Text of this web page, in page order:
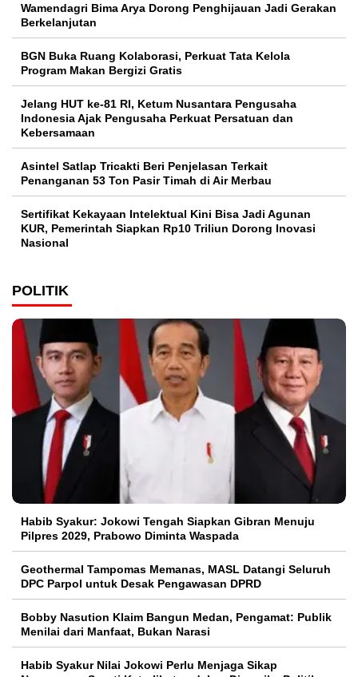
Wamendagri Bima Arya Dorong Penghijauan Jadi Gerakan
Berkelanjutan
BGN Buka Ruang Kolaborasi, Perkuat Tata Kelola
Program Makan Bergizi Gratis
Jelang HUT ke-81 RI, Ketum Nusantara Pengusaha
Indonesia Ajak Pengusaha Perkuat Persatuan dan
Kebersamaan
Asintel Satlap Tricakti Beri Penjelasan Terkait
Penanganan 53 Ton Pasir Timah di Air Merbau
Sertifikat Kekayaan Intelektual Kini Bisa Jadi Agunan
KUR, Pemerintah Siapkan Rp10 Triliun Dorong Inovasi
Nasional
POLITIK
Habib Syakur: Jokowi Tengah Siapkan Gibran Menuju
Pilpres 2029, Prabowo Diminta Waspada
Geothermal Tampomas Memanas, MASL Datangi Seluruh
DPC Parpol untuk Desak Pengawasan DPRD
Bobby Nasution Klaim Bangun Medan, Pengamat: Publik
Menilai dari Manfaat, Bukan Narasi
Habib Syakur Nilai Jokowi Perlu Menjaga Sikap